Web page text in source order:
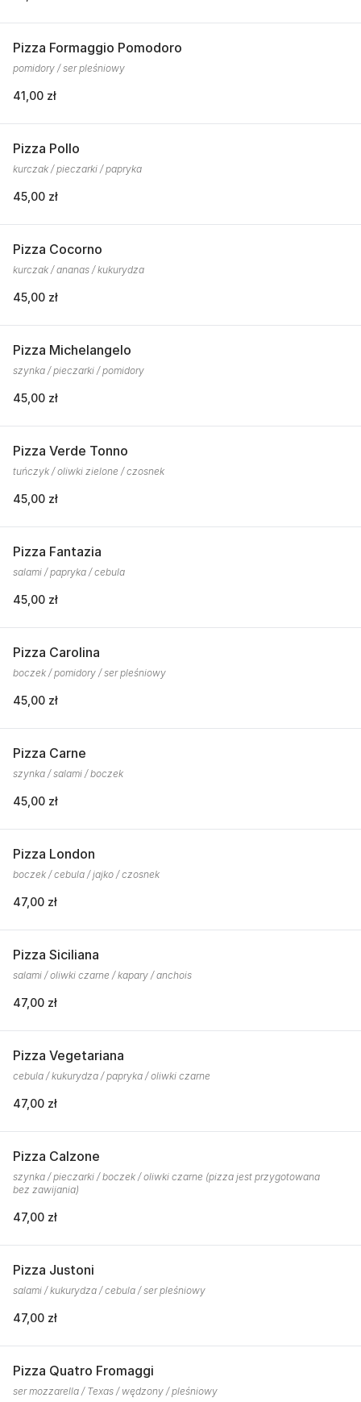
Pizza Formaggio Pomodoro
pomidory / ser pleśniowy
41,00 zł
Pizza Pollo
kurczak / pieczarki / papryka
45,00 zł
Pizza Cocorno
kurczak / ananas / kukurydza
45,00 zł
Pizza Michelangelo
szynka / pieczarki / pomidory
45,00 zł
Pizza Verde Tonno
tuńczyk / oliwki zielone / czosnek
45,00 zł
Pizza Fantazia
salami / papryka / cebula
45,00 zł
Pizza Carolina
boczek / pomidory / ser pleśniowy
45,00 zł
Pizza Carne
szynka / salami / boczek
45,00 zł
Pizza London
boczek / cebula / jajko / czosnek
47,00 zł
Pizza Siciliana
salami / oliwki czarne / kapary / anchois
47,00 zł
Pizza Vegetariana
cebula / kukurydza / papryka / oliwki czarne
47,00 zł
Pizza Calzone
szynka / pieczarki / boczek / oliwki czarne (pizza jest przygotowana
bez zawijania)
47,00 zł
Pizza Justoni
salami / kukurydza / cebula / ser pleśniowy
47,00 zł
Pizza Quatro Fromaggi
ser mozzarella / Texas / wędzony / pleśniowy